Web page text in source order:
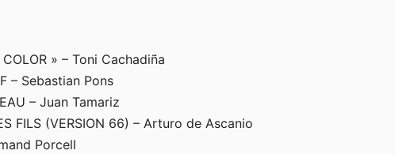
COLOR » – Toni Cachadiña
– Sebastian Pons
– Juan Tamariz
FILS (VERSION 66) – Arturo de Ascanio
Porcell